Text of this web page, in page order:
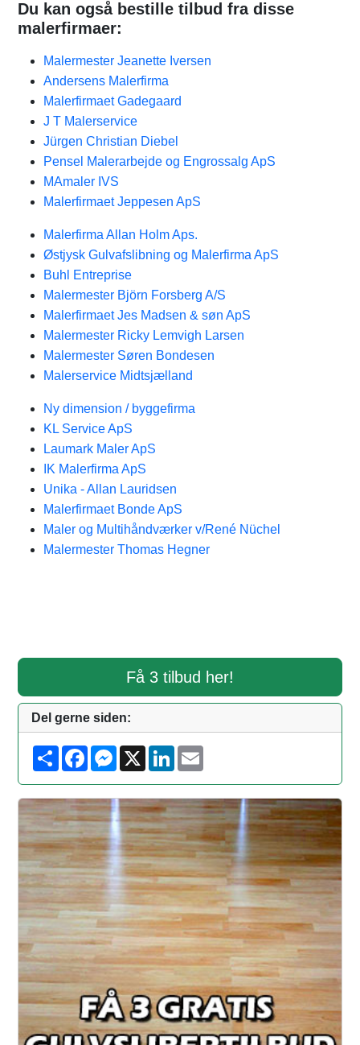
Du kan også bestille tilbud fra disse
malerfirmaer:
Malermester Jeanette Iversen
Andersens Malerfirma
Malerfirmaet Gadegaard
J T Malerservice
Jürgen Christian Diebel
Pensel Malerarbejde og Engrossalg ApS
MAmaler IVS
Malerfirmaet Jeppesen ApS
Malerfirma Allan Holm Aps.
Østjysk Gulvafslibning og Malerfirma ApS
Buhl Entreprise
Malermester Björn Forsberg A/S
Malerfirmaet Jes Madsen & søn ApS
Malermester Ricky Lemvigh Larsen
Malermester Søren Bondesen
Malerservice Midtsjælland
Ny dimension / byggefirma
KL Service ApS
Laumark Maler ApS
IK Malerfirma ApS
Unika - Allan Lauridsen
Malerfirmaet Bonde ApS
Maler og Multihåndværker v/René Nüchel
Malermester Thomas Hegner
Få 3 tilbud her!
Del gerne siden:
S
h
e
F
b
o
o
k
M
e
n
e
r
X
L
e
d
I
n
l